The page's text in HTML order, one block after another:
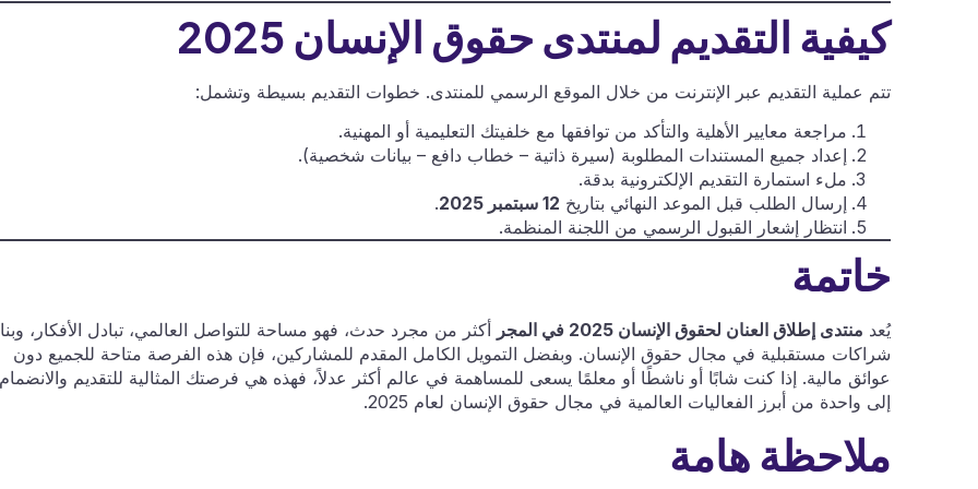
كيفية التقديم لمنتدى حقوق الإنسان 2025
تتم عملية التقديم عبر الإنترنت من خلال الموقع الرسمي للمنتدى. خطوات التقديم بسيطة وتشمل:
مراجعة معايير الأهلية والتأكد من توافقها مع خلفيتك التعليمية أو المهنية.
إعداد جميع المستندات المطلوبة (سيرة ذاتية – خطاب دافع – بيانات شخصية).
ملء استمارة التقديم الإلكترونية بدقة.
إرسال الطلب قبل الموعد النهائي بتاريخ 12 سبتمبر 2025
.
انتظار إشعار القبول الرسمي من اللجنة المنظمة.
خاتمة
يُعد منتدى إطلاق العنان لحقوق الإنسان 2025 في المجر
أكثر من مجرد حدث، فهو مساحة للتواصل العالمي، تبادل الأفكار،
شراكات مستقبلية في مجال حقوق الإنسان. وبفضل التمويل الكامل المقدم للمشاركين، فإن هذه الفرصة متاحة للجميع دون
عوائق مالية. إذا كنت شابًا أو ناشطًا أو معلمًا يسعى للمساهمة في عالم أكثر عدلاً، فهذه هي فرصتك المثالية للتقديم والانضمام
إلى واحدة من أبرز الفعاليات العالمية في مجال حقوق الإنسان لعام 2025.
ملاحظة هامة